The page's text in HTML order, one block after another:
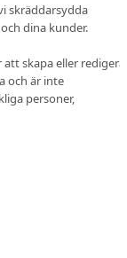
skräddarsydda
dina kunder.
skapa eller redigera
och är inte
personer,